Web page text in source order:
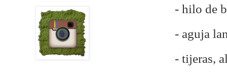
- hilo de
- aguja
- tijeras,